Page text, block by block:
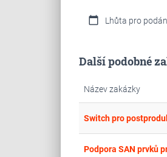
calendar_today Lhůta pro
Další podobné
Název zakázky
Switch pro
Podpora SAN prvků